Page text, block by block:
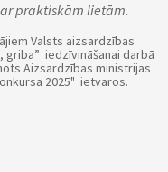
praktiskām lietām.
Valsts aizsardzības
iedzīvināšanai darbā
Aizsardzības ministrijas
2025" ietvaros.